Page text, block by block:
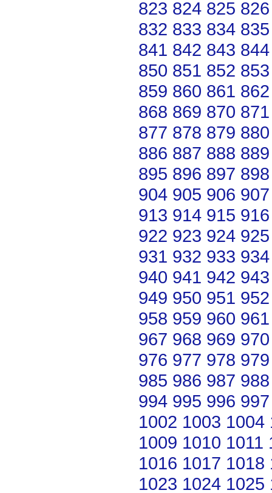
823 824 825 826
832 833 834 835
841 842 843 844
850 851 852 853
859 860 861 862
868 869 870 871
877 878 879 880
886 887 888 889
895 896 897 898
904 905 906 907
913 914 915 916
922 923 924 925
931 932 933 934
940 941 942 943
949 950 951 952
958 959 960 961
967 968 969 970
976 977 978 979
985 986 987 988
994 995 996 997
1002 1003 1004
1009 1010 1011
1016 1017 1018
1023 1024 1025